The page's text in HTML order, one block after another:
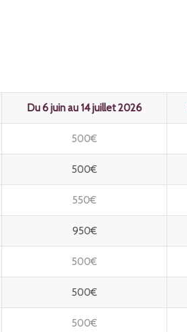
Du 6 juin au 14 juillet 2026
500€
500€
550€
950€
500€
500€
500€